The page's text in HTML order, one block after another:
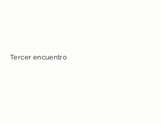
Tercer encuentro